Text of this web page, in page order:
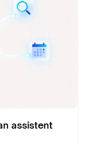
assistent